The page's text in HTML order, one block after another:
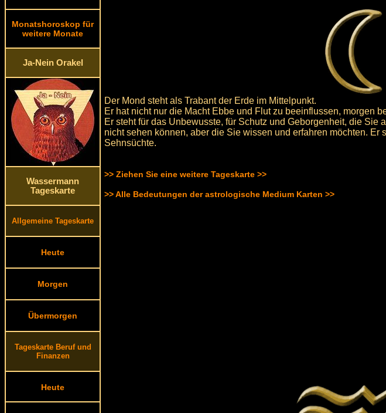
Monatshoroskop für
weitere Monate
Ja-Nein Orakel
Wassermann
Tageskarte
Allgemeine Tageskarte
Heute
Morgen
Übermorgen
Tageskarte Beruf und
Finanzen
Heute
Der Mond steht als Trabant der Erde im Mittelpunkt.
Er hat nicht nur die Macht Ebbe und Flut zu beeinflussen, morgen
Er steht für das Unbewusste, für Schutz und Geborgenheit, die Sie
nicht sehen können, aber die Sie wissen und erfahren möchten. Er
Sehnsüchte.
>> Ziehen Sie eine weitere Tageskarte >>
>> Alle Bedeutungen der astrologische Medium Karten >>